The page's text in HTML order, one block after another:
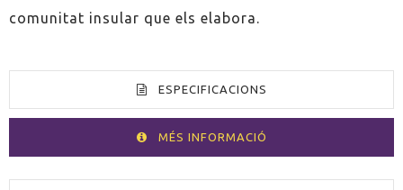
comunitat insular que els elabora.
ESPECIFICACIONS
MÉS INFORMACIÓ